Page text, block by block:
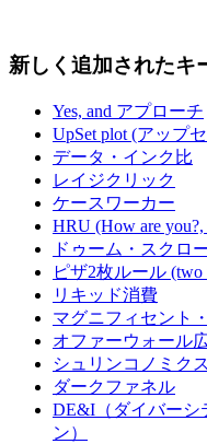
新しく追加されたキ
Yes, and アプローチ
UpSet plot (アップ
データ・インク比
レイジクリック
ケースワーカー
HRU (How are
ドゥーム・スクロ
ピザ2枚ルール (two
リキッド消費
マグニフィセント
オファーウォール
シュリンコノミクス
ダークファネル
DE&I（ダイバーシ
ン）